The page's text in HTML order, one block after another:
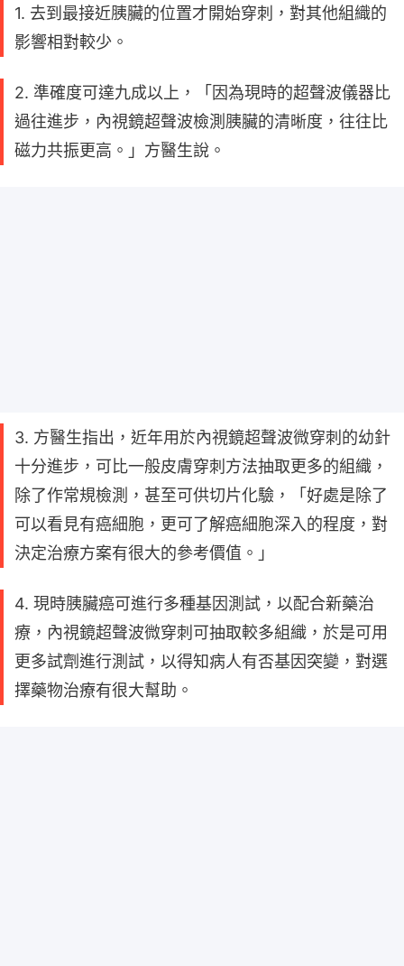
1. 去到最接近胰臟的位置才開始穿刺，對其他組織的
影響相對較少。
2. 準確度可達九成以上，「因為現時的超聲波儀器比
過往進步，內視鏡超聲波檢測胰臟的清晰度，往往比
磁力共振更高。」方醫生說。
3. 方醫生指出，近年用於內視鏡超聲波微穿刺的幼針
十分進步，可比一般皮膚穿刺方法抽取更多的組織，
除了作常規檢測，甚至可供切片化驗，「好處是除了
可以看見有癌細胞，更可了解癌細胞深入的程度，對
決定治療方案有很大的參考價值。」
4. 現時胰臟癌可進行多種基因測試，以配合新藥治
療，內視鏡超聲波微穿刺可抽取較多組織，於是可用
更多試劑進行測試，以得知病人有否基因突變，對選
擇藥物治療有很大幫助。